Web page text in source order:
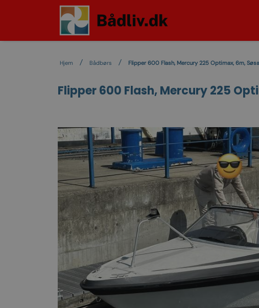
Hjem Bådbørs Flipper 600 Flash, Mercury 225 Optimax, 6m,
Flipper 600 Flash, Mercury 225